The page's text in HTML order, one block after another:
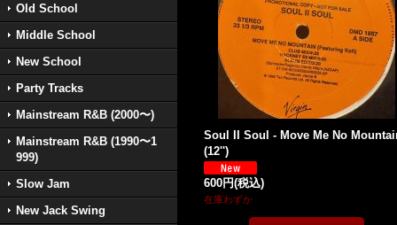
Old School
Middle School
New School
Party Tracks
Mainstream R&B (2000〜)
Mainstream R&B (1990〜1
999)
Slow Jam
New Jack Swing
Soul II Soul - Move Me No
(12'')
600円(税込)
在庫わずか